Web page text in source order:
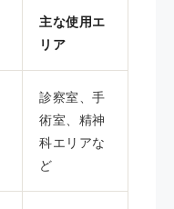
主な使用エ
リア
診察室、手
術室、精神
科エリアな
ど